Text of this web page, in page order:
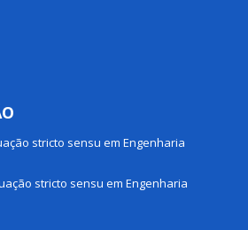
stricto sensu em Engenharia
stricto sensu em Engenharia